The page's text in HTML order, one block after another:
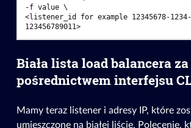
-f value \
<listener_id for example 12345678-1234-
123456789011>
Biała lista load balancera za
pośrednictwem interfejsu
Mamy teraz listener i adresy IP, które
umieszczone na białej liście. Polecenie,